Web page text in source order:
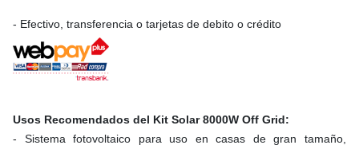
- Efectivo, transferencia o tarjetas de debito o crédito
Usos Recomendados del Kit Solar 8000W Off Grid:
- Sistema fotovoltaico para uso en casas de gran tamaño,